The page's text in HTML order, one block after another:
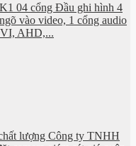
04 cổng Đầu ghi hình 4
vào video, 1 cổng audio
AHD,...
lượng Công ty TNHH